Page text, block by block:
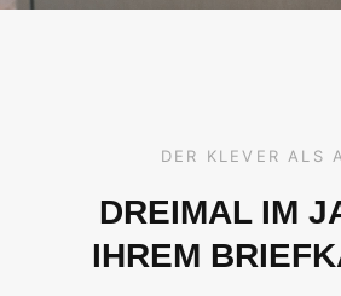
DER KLEVER ALS
DREIMAL IM
IHREM